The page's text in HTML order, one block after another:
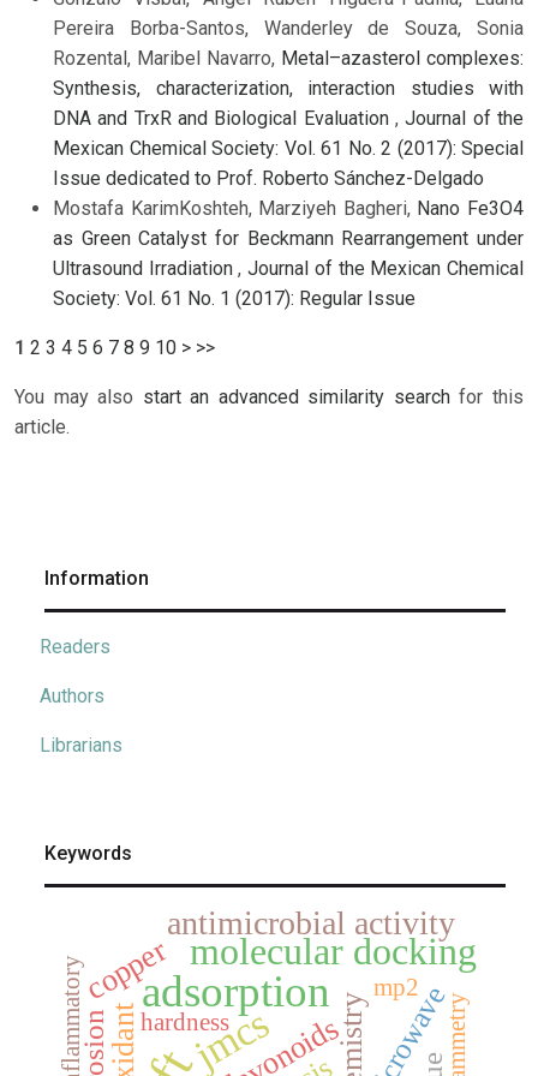
Pereira Borba-Santos, Wanderley de Souza, Sonia
Rozental, Maribel Navarro, Metal–azasterol complexes:
Synthesis, characterization, interaction studies with
DNA and TrxR and Biological Evaluation ,Journal of the
Mexican Chemical Society: Vol. 61 No. 2 (2017): Special
Issue dedicated to Prof. Roberto Sánchez-Delgado
Mostafa KarimKoshteh, Marziyeh Bagheri, Nano Fe3O4
as Green Catalyst for Beckmann Rearrangement under
Ultrasound Irradiation,Journal of the Mexican Chemical
Society: Vol. 61 No. 1 (2017): Regular Issue
1 2 3 4 5 6 7 8 9 10 > >>
You may also start an advanced similarity searchfor this
article.
Information
Readers
Authors
Librarians
Keywords
adsorption
jmcs
molecular docking
antimicrobial activity
copper
microwave
hardness
mp2